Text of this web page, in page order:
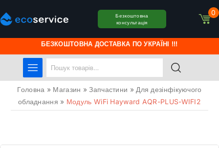
БЕЗКОШТОВНА ДОСТАВКА ПО УКРАЇНІ !!!
Безкоштовна
консультація
0
Головна » Магазин »Запчастини » Для дезінфікуючого
обладнання » Модуль WiFi Hayward AQR-PLUS-WIFI2